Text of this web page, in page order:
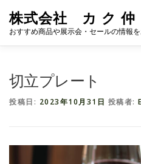
株式会社 カ ク
おすすめ商品や展示会・セールの情報
切立プレート
投稿日: 2023年10月31日 投稿者: